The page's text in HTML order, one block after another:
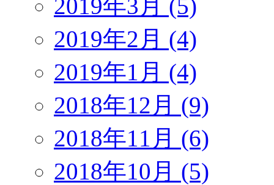
2019年3月 (5)
2019年2月 (4)
2019年1月 (4)
2018年12月 (9)
2018年11月 (6)
2018年10月 (5)